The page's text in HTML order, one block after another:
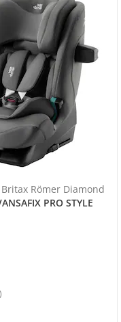
Römer Diamond
PRO STYLE